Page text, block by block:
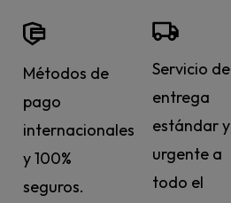
Métodos de
pago
internacionales
y 100%
seguros.
Servicio de
entrega
estándar y
urgente a
todo el